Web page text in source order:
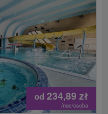
od 234,89 zł
/noc/osoba